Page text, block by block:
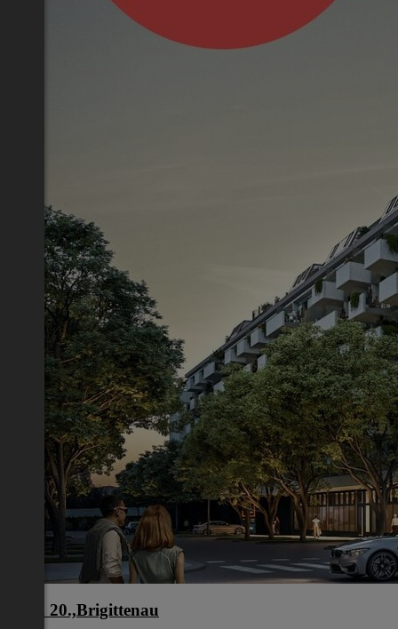
Wien 20.,Brigittenau